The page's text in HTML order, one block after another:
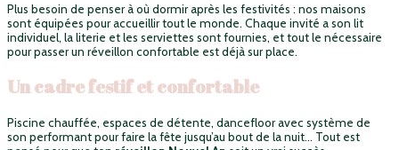
Plus besoin de penser à où dormir après les festivités : nos maisons
sont équipées pour accueillir tout le monde. Chaque invité a son lit
individuel, la literie et les serviettes sont fournies, et tout le nécessaire
pour passer un réveillon confortable est déjà sur place.
Un cadre festif et confortable
Piscine chauffée, espaces de détente, dancefloor avec système de
son performant pour faire la fête jusqu’au bout de la nuit… Tout est